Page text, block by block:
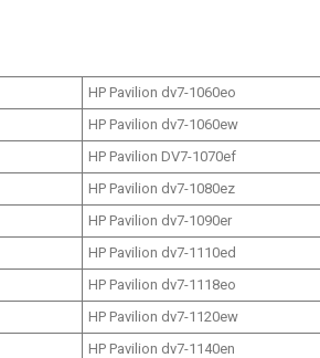
HP Pavilion dv7-1060eo
HP Pavilion dv7-1060ew
HP Pavilion DV7-1070ef
HP Pavilion dv7-1080ez
HP Pavilion dv7-1090er
HP Pavilion dv7-1110ed
HP Pavilion dv7-1118eo
HP Pavilion dv7-1120ew
HP Pavilion dv7-1140en